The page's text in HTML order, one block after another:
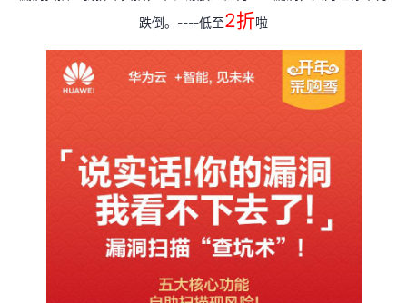
跌倒。 ----低至2折啦